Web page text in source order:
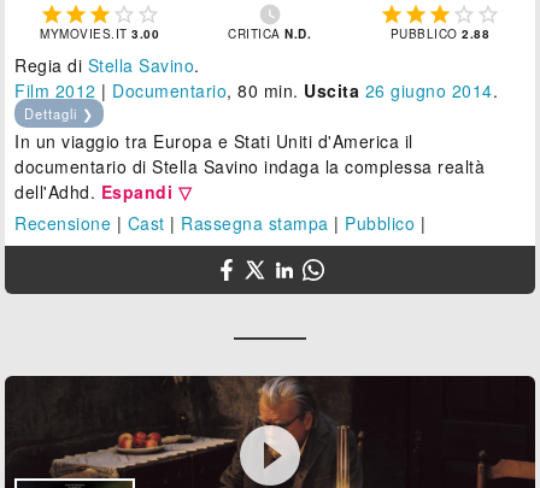
    
MYMOVIES.IT3.00

CRITICAN.D.
    
PUBBLICO2.88
Regia di Stella Savino.
Film 2012 | Documentario, 80 min. Uscita 26 giugno 2014.
Dettagli ❯
In un viaggio tra Europa e Stati Uniti d'America il
documentario di Stella Savino indaga la complessa realtà
dell'Adhd. Espandi ▽
Recensione | Cast | Rassegna stampa | Pubblico |
